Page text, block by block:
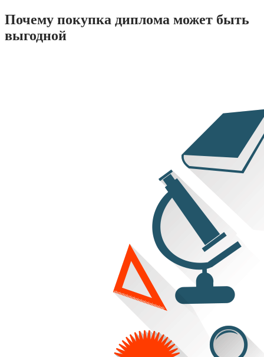
Почему покупка диплома может быть
выгодной